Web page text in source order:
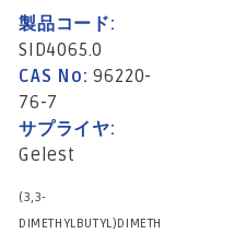
製品コード:
SID4065.0
CAS No:96220-
76-7
サプライヤ:
Gelest
(3,3-
DIMETHYLBUTYL)DIMETH